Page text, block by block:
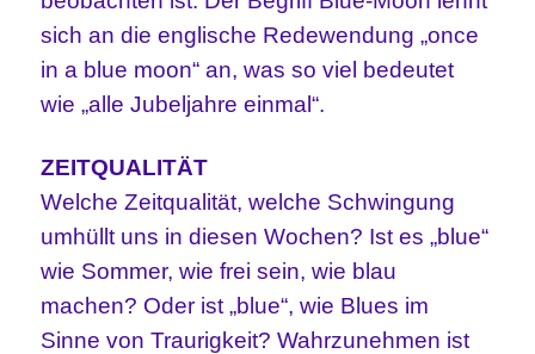
sich an die englische Redewendung „once
in a blue moon“ an, was so viel bedeutet
wie „alle Jubeljahre einmal“.
ZEITQUALITÄT
Welche Zeitqualität, welche Schwingung
umhüllt uns in diesen Wochen? Ist es „blue“
wie Sommer, wie frei sein, wie blau
machen? Oder ist „blue“, wie Blues im
Sinne von Traurigkeit? Wahrzunehmen ist